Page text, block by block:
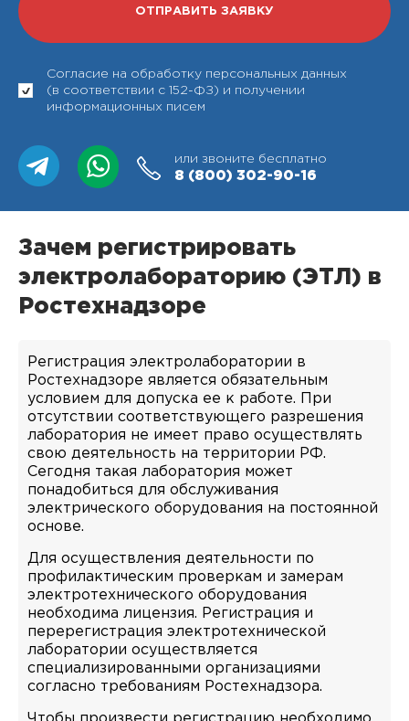
Согласие на обработку персональных данных
(в соответствии с 152-ФЗ) и получении
информационных писем
или звоните бесплатно
8 (800) 302-90-16
Зачем регистрировать
электролабораторию (ЭТЛ) в
Ростехнадзоре
Регистрация электролаборатории в
Ростехнадзоре является обязательным
условием для допуска ее к работе. При
отсутствии соответствующего разрешения
лаборатория не имеет право осуществлять
свою деятельность на территории РФ.
Сегодня такая лаборатория может
понадобиться для обслуживания
электрического оборудования на постоянной
основе.
Для осуществления деятельности по
профилактическим проверкам и замерам
электротехнического оборудования
необходима лицензия. Регистрация и
перерегистрация электротехнической
лаборатории осуществляется
специализированными организациями
согласно требованиям Ростехнадзора.